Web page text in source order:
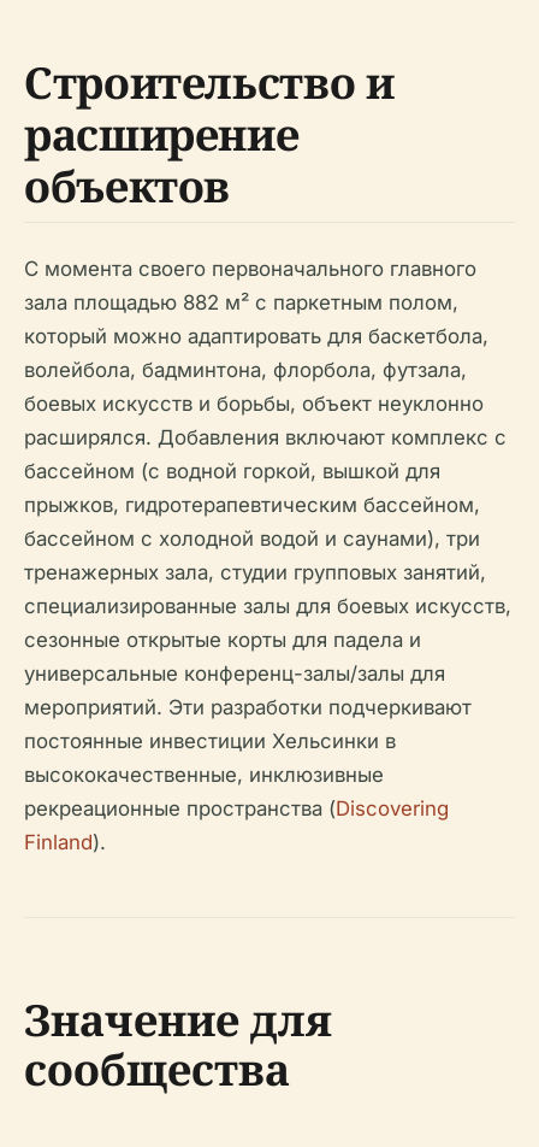
Строительство и
расширение
объектов
С момента своего первоначального главного
зала площадью 882 м² с паркетным полом,
который можно адаптировать для баскетбола,
волейбола, бадминтона, флорбола, футзала,
боевых искусств и борьбы, объект неуклонно
расширялся. Добавления включают комплекс с
бассейном (с водной горкой, вышкой для
прыжков, гидротерапевтическим бассейном,
бассейном с холодной водой и саунами), три
тренажерных зала, студии групповых занятий,
специализированные залы для боевых искусств,
сезонные открытые корты для падела и
универсальные конференц-залы/залы для
мероприятий. Эти разработки подчеркивают
постоянные инвестиции Хельсинки в
высококачественные, инклюзивные
рекреационные пространства (Discovering
Finland).
Значение для
сообщества